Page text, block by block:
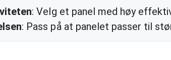
: Velg et panel med høy
: Pass på at panelet passer til